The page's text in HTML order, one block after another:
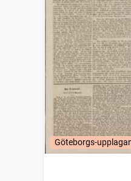
Göteborgs-